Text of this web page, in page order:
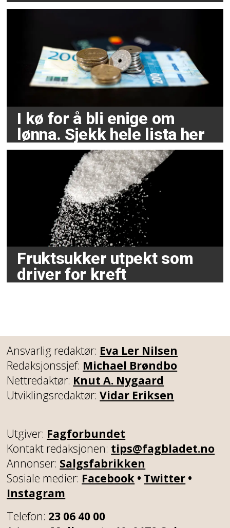
I kø for å bli enige om
lønna. Sjekk hele lista her
Fruktsukker utpekt som
driver for kreft
Ansvarlig redaktør: Eva Ler Nilsen
Redaksjonssjef: Michael Brøndbo
Nettredaktør: Knut A. Nygaard
Utviklingsredaktør:Vidar Eriksen
Utgiver: Fagforbundet
Kontakt redaksjonen: tips@fagbladet.no
Annonser: Salgsfabrikken
Sosiale medier: Facebook • Twitter •
Instagram
Telefon: 23 06 40 00